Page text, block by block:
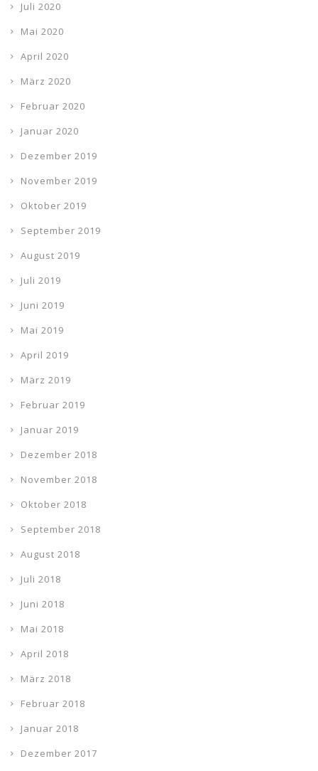
Juli 2020
Mai 2020
April 2020
März 2020
Februar 2020
Januar 2020
Dezember 2019
November 2019
Oktober 2019
September 2019
August 2019
Juli 2019
Juni 2019
Mai 2019
April 2019
März 2019
Februar 2019
Januar 2019
Dezember 2018
November 2018
Oktober 2018
September 2018
August 2018
Juli 2018
Juni 2018
Mai 2018
April 2018
März 2018
Februar 2018
Januar 2018
Dezember 2017